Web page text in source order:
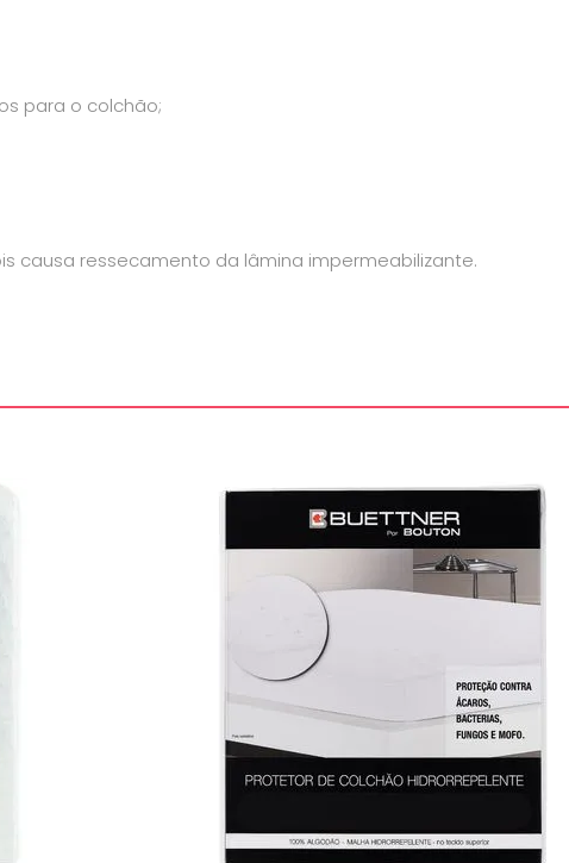
para o colchão;
causa ressecamento da lâmina impermeabilizante.